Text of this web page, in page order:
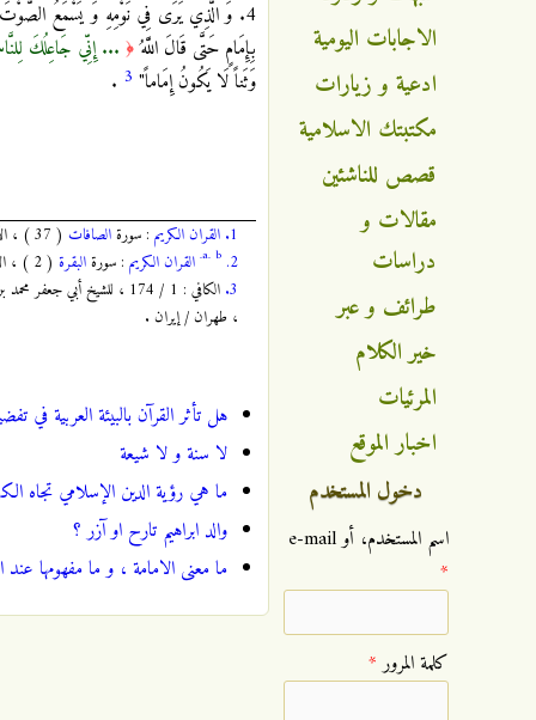
4. وَ الَّذِي يَرَى فِي نَوْمِهِ وَ يَسْمَعُ الصَّوْتَ
بِإِمَامٍ حَتَّى قَالَ اللَّهُ﴿ ... إِنِّي جَاعِلُكَ
وَثَناً لَا يَكُونُ إِمَاماً" 3
.
1. القران الكريم : سورةالصافات ( 37 ) ، الآية : 147 ، الصفحة :
2.
a. b. القران الكريم : سورةالبقرة ( 2 ) ، الآية : 124 ، الصفحة :
3.
، طهران / إيران .
هل تأثر القرآن بالبيئة العربية في
لا سنة و لا شيعة
ما هي رؤية الدين الإسلامي تجاه
والد ابراهيم تارح او آزر ؟
ما معنى الامامة ، و ما مفهومها عند
الاجابات اليومية
ادعية و زيارات
مكتبتك الاسلامية
قصص للناشئين
مقالات و
دراسات
طرائف و عبر
خير الكلام
المرئيات
اخبار الموقع
دخول المستخدم
‏اسم المستخدم، أو e-mail
*
‏كلمة المرور ‏*